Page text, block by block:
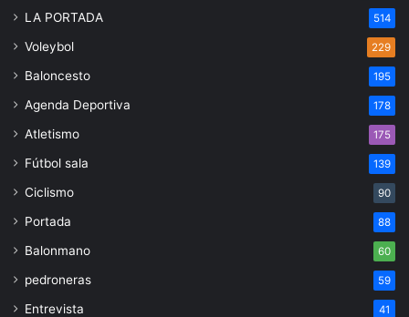
LA PORTADA 514
Voleybol 229
Baloncesto 195
Agenda Deportiva 178
Atletismo 175
Fútbol sala 139
Ciclismo 90
Portada 88
Balonmano 60
pedroneras 59
Entrevista 41